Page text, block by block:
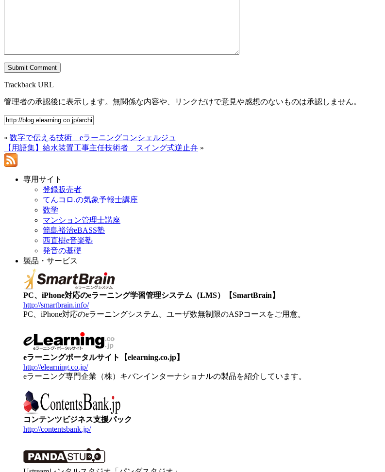
Trackback URL
管理者の承認後に表示します。無関係な内容や、リンクだけで意見や感想のないものは承認しません。
« 数字で伝える技術 eラーニングコンシェルジュ
【用語集】給水装置工事主任技術者 スイング式逆止弁 »
専用サイト
登録販売者
てんコロ.の気象予報士講座
数学
マンション管理士講座
箭島裕治eBASS塾
西直樹e音楽塾
発音の基礎
製品・サービス
PC、iPhone対応のeラーニング学習管理システム（LMS）【SmartBrain】
http://smartbrain.info/
PC、iPhone対応のeラーニングシステム。ユーザ数無制限のASPコースをご用意。
eラーニングポータルサイト【elearning.co.jp】
http://elearning.co.jp/
eラーニング専門企業（株）キバンインターナショナルの製品を紹介しています。
コンテンツビジネス支援パック
http://contentsbank.jp/